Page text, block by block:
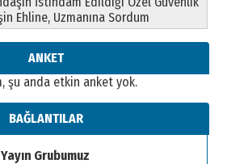
Çarşamba
Erzurum’a
2026 Pazar
Ehline, Uzmanına Sordum
ANKET
şu anda etkin anket yok.
BAĞLANTILAR
Yayın Grubumuz